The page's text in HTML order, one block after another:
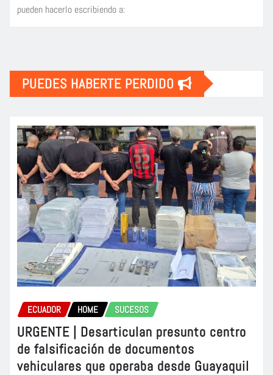
pueden hacerlo escribiendo a:
PUEDES HABERTE PERDIDO
ECUADOR HOME SUCESOS
URGENTE | Desarticulan presunto centro
de falsificación de documentos
vehiculares que operaba desde Guayaquil